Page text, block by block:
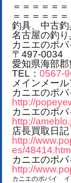
＝＝＝＝＝
＝＝＝＝＝＝
釣具、中古
名古屋の釣り
カニエのポパ
〒497-0034
愛知県海部
TEL： 0567-
メインメー
カニエのポ
http://
カニエのポ
http://
店長買取日
http://
es/
カニエのポ
http://
カニエのポパイ